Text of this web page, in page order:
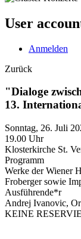
User
Anmelden
Zurück
"Dialoge
13.
Sonntag, 26. Juli
19.00 Uhr
Klosterkirche St.
Programm
Werke der Wiener
Froberger sowie
Ausführende*r
Andrej Ivanovic,
KEINE